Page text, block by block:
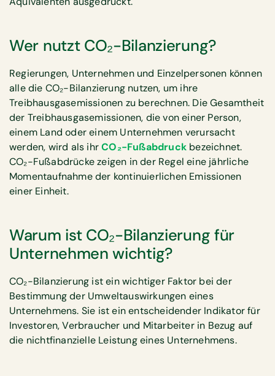
Wer nutzt CO₂-Bilanzierung?
Regierungen, Unternehmen und Einzelpersonen können
alle die CO₂-Bilanzierung nutzen, um ihre
Treibhausgasemissionen zu berechnen. Die Gesamtheit
der Treibhausgasemissionen, die von einer Person,
einem Land oder einem Unternehmen verursacht
werden, wird als ihrCO₂-Fußabdruck bezeichnet.
CO₂-Fußabdrücke zeigen in der Regel eine jährliche
Momentaufnahme der kontinuierlichen Emissionen
einer Einheit.
Warum ist CO₂-Bilanzierung für
Unternehmen wichtig?
CO₂-Bilanzierung ist ein wichtiger Faktor bei der
Bestimmung der Umweltauswirkungen eines
Unternehmens. Sie ist ein entscheidender Indikator für
Investoren, Verbraucher und Mitarbeiter in Bezug auf
die nichtfinanzielle Leistung eines Unternehmens.